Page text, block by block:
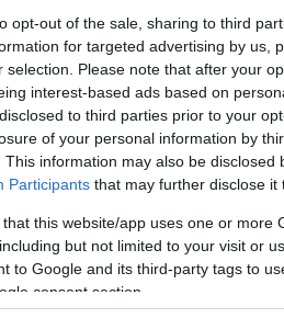
opt-out of the sale, sharing to third
for targeted advertising by us,
selection. Please note that after your
interest-based ads based on
to third parties prior to your
of your personal information by
This information may also be disclosed
Participants that may further disclose it
that this website/app uses one or more
but not limited to your visit or
to Google and its third-party tags to
consent section.
az Opera tulajdona, ami viszont már
kínai befektetőcsoportéban.
Mobile 3.0 2020.04.22 17:51:43
Közel fél év nyilvános béta
stabil kiadásra is. A
igazodik, ezért rögtön 3.0-val
kiemelni, hogy a Vivaldi Mobile